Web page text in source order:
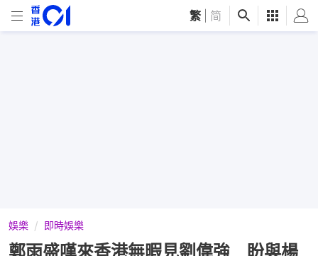
繁 简
娛樂 即時娛樂
鄭雨盛嘆來香港無暇見劉偉強 盼與楊